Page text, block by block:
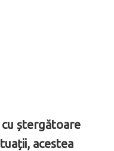
ștergătoare
acestea